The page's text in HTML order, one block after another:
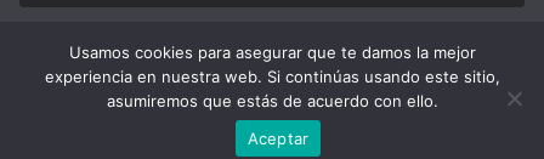
Copyright © 2026APEGA Perú. All rights reserved.
by ThemeGrill. Powered by
Usamos cookies para asegurar que te damos la mejor
experiencia en nuestra web. Si continúas usando este sitio,
asumiremos que estás de acuerdo con ello.
Aceptar